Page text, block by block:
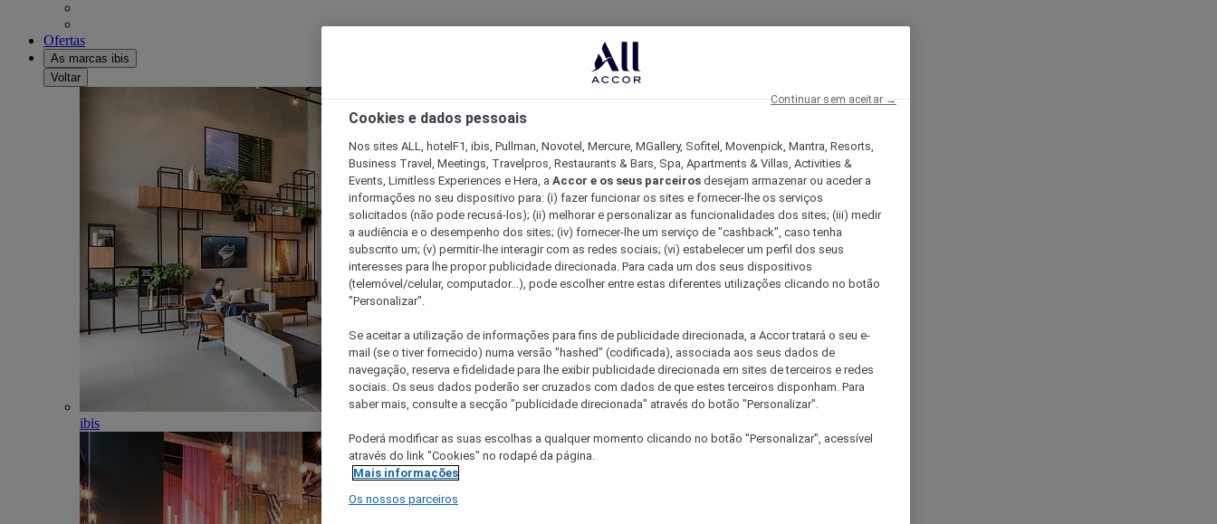
Ofertas
As marcas ibis
Voltar
ibis
Cookies e dados pessoais
Nos sites ALL, hotelF1, ibis, Pullman, Novotel, Mercure, MGallery, Sofitel, Movenpick, Mantra, Resorts,
Business Travel, Meetings, Travelpros, Restaurants & Bars, Spa, Apartments & Villas, Activities &
Events, Limitless Experiences e Hera, a Accor e os seus parceiros desejam armazenar ou aceder a
informações no seu dispositivo para: (i) fazer funcionar os sites e fornecer-lhe os serviços
solicitados (não pode recusá-los); (ii) melhorar e personalizar as funcionalidades dos sites; (iii) medir
a audiência e o desempenho dos sites; (iv) fornecer-lhe um serviço de "cashback", caso tenha
subscrito um; (v) permitir-lhe interagir com as redes sociais; (vi) estabelecer um perfil dos seus
interesses para lhe propor publicidade direcionada. Para cada um dos seus dispositivos
(telemóvel/celular, computador...), pode escolher entre estas diferentes utilizações clicando no botão
"Personalizar".
Se aceitar a utilização de informações para fins de publicidade direcionada, a Accor tratará o seu e-
mail (se o tiver fornecido) numa versão "hashed" (codificada), associada aos seus dados de
navegação, reserva e fidelidade para lhe exibir publicidade direcionada em sites de terceiros e redes
sociais. Os seus dados poderão ser cruzados com dados de que estes terceiros disponham. Para
saber mais, consulte a secção "publicidade direcionada" através do botão "Personalizar".
Poderá modificar as suas escolhas a qualquer momento clicando no botão "Personalizar", acessível
através do link "Cookies" no rodapé da página.
Mais informações
Os nossos parceiros
Continuar sem aceitar →